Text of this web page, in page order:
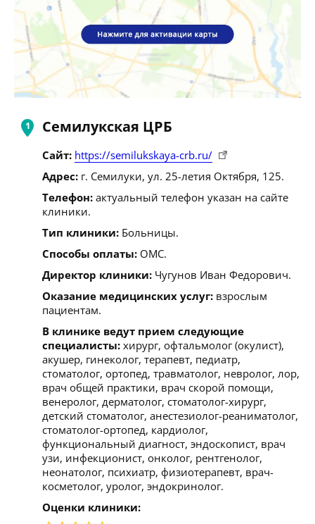
Семилукская ЦРБ
Сайт: https://semilukskaya-crb.ru/
Адрес: г. Семилуки, ул. 25-летия Октября, 125.
Телефон: актуальный телефон указан на сайте
клиники.
Тип клиники: Больницы.
Способы оплаты: ОМС.
Директор клиники: Чугунов Иван Федорович.
Оказание медицинских услуг: взрослым
пациентам.
В клинике ведут прием следующие
специалисты: хирург, офтальмолог (окулист),
акушер, гинеколог, терапевт, педиатр,
стоматолог, ортопед, травматолог, невролог, лор,
врач общей практики, врач скорой помощи,
венеролог, дерматолог, стоматолог-хирург,
детский стоматолог, анестезиолог-реаниматолог,
стоматолог-ортопед, кардиолог,
функциональный диагност, эндоскопист, врач
узи, инфекционист, онколог, рентгенолог,
неонатолог, психиатр, физиотерапевт, врач-
косметолог, уролог, эндокринолог.
Оценки клиники: